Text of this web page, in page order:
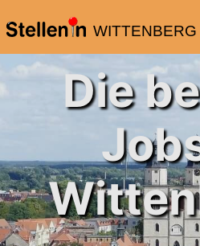
WITTENBERG
Die